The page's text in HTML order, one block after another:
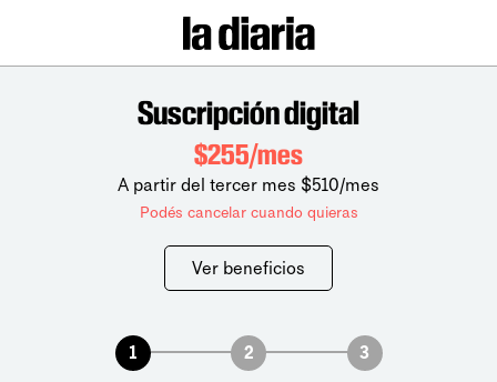
Suscripción digital
$255/mes
A partir del tercer mes $510/mes
Podés cancelar cuando quieras
Ver beneficios
1 2 3